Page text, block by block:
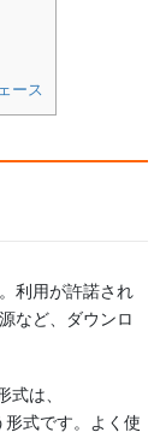
ース
利用が許諾され
など、ダウンロ
は、
形式です。よく使